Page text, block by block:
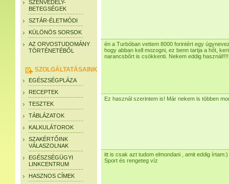
SZENVEDÉLY-
BETEGSÉGEK
SZTÁR-ÉLETMÓDI
KÜLÖNÖS SORSOK
AZ ORVOSTUDOMÁNY
TÖRTÉNETÉBŐL
SZOLGÁLTATÁSAINK
EGÉSZSÉGPLÁZA
RECEPTEK
TESZTEK
TÁBLÁZATOK
KALKULÁTOROK
SZAKÉRTŐINK
VÁLASZOLNAK
EGÉSZSÉGÜGYI
LINKCENTRUM
HASZNOS CÍMEK
én a Turbóban vettem 8000 forintért egy
hogy abban kell mozogni, ez benn tartja a hőt,
narancsbőrt is csökkenti. Nekem eddig
Ez használ szerintem is! Már nekem is többen
itt is csak azt tudom elmondani , amit eddig írtam:)
Sport és rengeteg víz